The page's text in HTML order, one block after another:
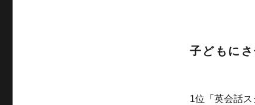
子どもに
1位「英会話